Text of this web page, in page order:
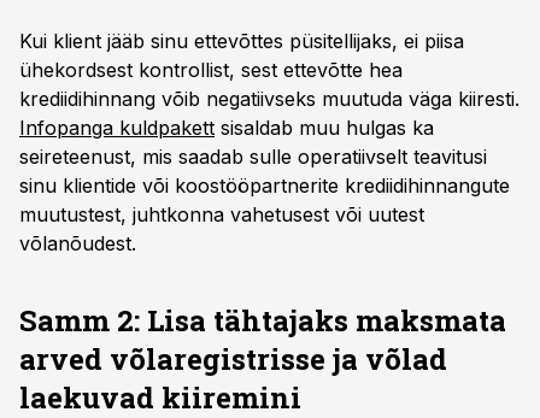
Kui klient jääb sinu ettevõttes püsitellijaks, ei piisa
ühekordsest kontrollist, sest ettevõtte hea
krediidihinnang võib negatiivseks muutuda väga kiiresti.
Infopanga kuldpakett sisaldab muu hulgas ka
seireteenust, mis saadab sulle operatiivselt teavitusi
sinu klientide või koostööpartnerite krediidihinnangute
muutustest, juhtkonna vahetusest või uutest
võlanõudest.
Samm 2: Lisa tähtajaks maksmata
arved võlaregistrisse ja võlad
laekuvad kiiremini